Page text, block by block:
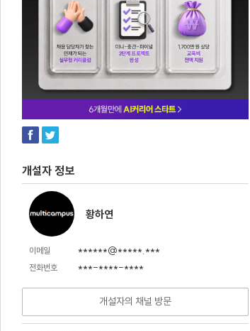
개설자 정보
황하연
이메일 ******@*****.***
전화번호 ***-****-****
개설자의 채널 방문